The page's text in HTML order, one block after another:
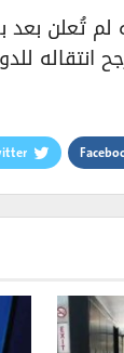
تُعلن بعد
انتقاله